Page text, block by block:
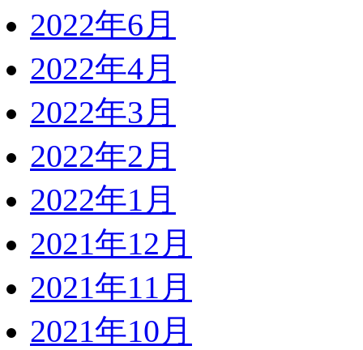
2022年6月
2022年4月
2022年3月
2022年2月
2022年1月
2021年12月
2021年11月
2021年10月